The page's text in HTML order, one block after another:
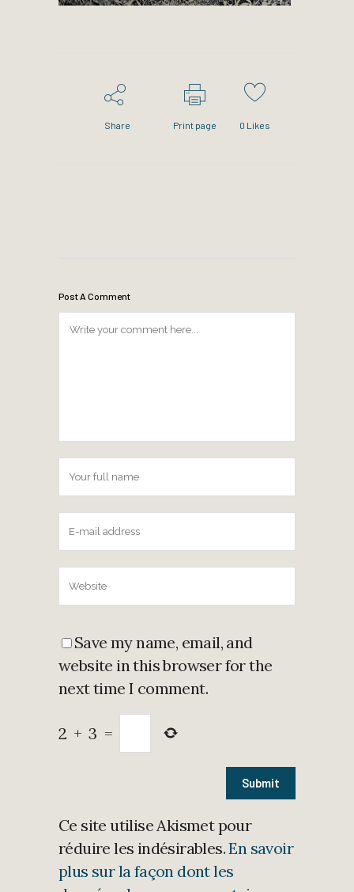
Share Print page 0 Likes
Post A Comment
Save my name, email, and
website in this browser for the
next time I comment.
2 + 3 =
Ce site utilise Akismet pour
réduire les indésirables.En savoir
plus sur la façon dont les